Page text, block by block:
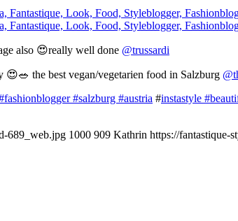
also 😍really well done @trussardi
the best vegan/vegetarien food in Salzburg
#salzburg #austria #instastyle
689_web.jpg 1000 909 Kathrin https://fantastique-